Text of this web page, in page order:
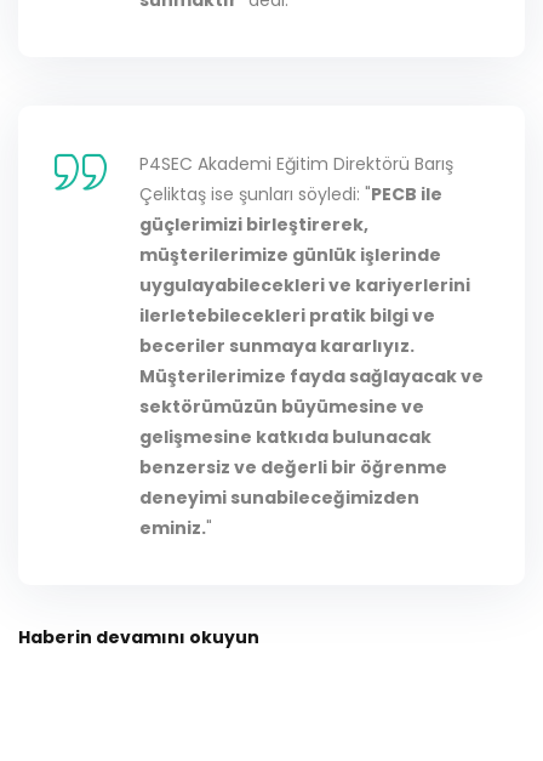
P4SEC Akademi Eğitim Direktörü Barış
Çeliktaş ise şunları söyledi: "PECB ile
güçlerimizi birleştirerek,
müşterilerimize günlük işlerinde
uygulayabilecekleri ve kariyerlerini
ilerletebilecekleri pratik bilgi ve
beceriler sunmaya kararlıyız.
Müşterilerimize fayda sağlayacak ve
sektörümüzün büyümesine ve
gelişmesine katkıda bulunacak
benzersiz ve değerli bir öğrenme
deneyimi sunabileceğimizden
eminiz."
Haberin devamını okuyun